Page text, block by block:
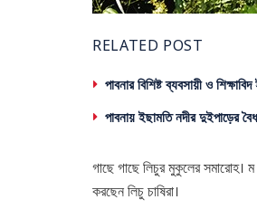
RELATED POST
পাবনার বিশিষ্ট ব্যবসায়ী ও
পাবনায় ইছামতি নদীর দুইপাড়ের
গাছে গাছে লিচুর মুকুলের সমারোহ।
করছেন লিচু চাষিরা।